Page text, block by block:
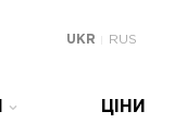
UKR RUS
ЦІНИ